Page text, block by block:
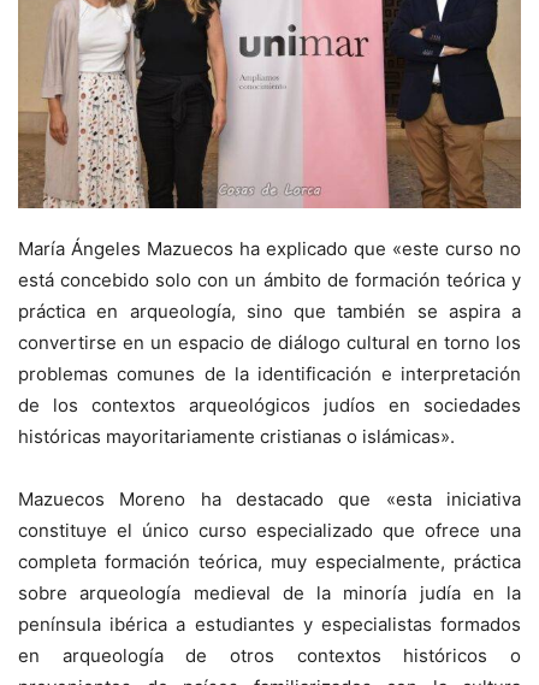
María Ángeles Mazuecos ha explicado que «este curso no
está concebido solo con un ámbito de formación teórica y
práctica en arqueología, sino que también se aspira a
convertirse en un espacio de diálogo cultural en torno los
problemas comunes de la identificación e interpretación
de los contextos arqueológicos judíos en sociedades
históricas mayoritariamente cristianas o islámicas».
Mazuecos Moreno ha destacado que «esta iniciativa
constituye el único curso especializado que ofrece una
completa formación teórica, muy especialmente, práctica
sobre arqueología medieval de la minoría judía en la
península ibérica a estudiantes y especialistas formados
en arqueología de otros contextos históricos o